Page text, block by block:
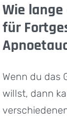
Wie
für
Wenn du das
willst, dann